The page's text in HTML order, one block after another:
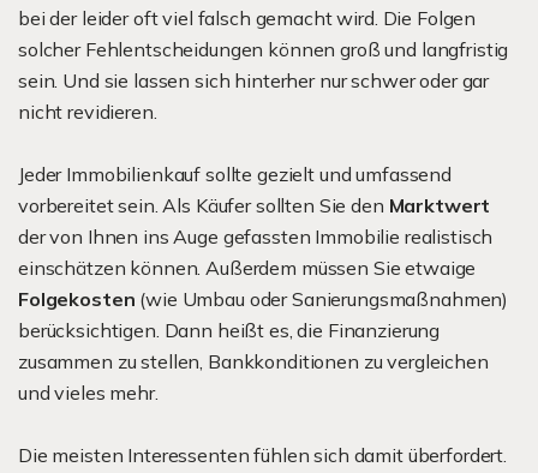
bei der leider oft viel falsch gemacht wird. Die Folgen
solcher Fehlentscheidungen können groß und langfristig
sein. Und sie lassen sich hinterher nur schwer oder gar
nicht revidieren.
Jeder Immobilienkauf sollte gezielt und umfassend
vorbereitet sein. Als Käufer sollten Sie den Marktwert
der von Ihnen ins Auge gefassten Immobilie realistisch
einschätzen können. Außerdem müssen Sie etwaige
Folgekosten (wie Umbau oder Sanierungsmaßnahmen)
berücksichtigen. Dann heißt es, die Finanzierung
zusammen zu stellen, Bankkonditionen zu vergleichen
und vieles mehr.
Die meisten Interessenten fühlen sich damit überfordert.